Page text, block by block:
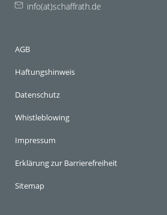
info(at)schaffrath.de
AGB
Haftungshinweis
Datenschutz
Whistleblowing
Impressum
Erklärung zur Barrierefreiheit
Sitemap